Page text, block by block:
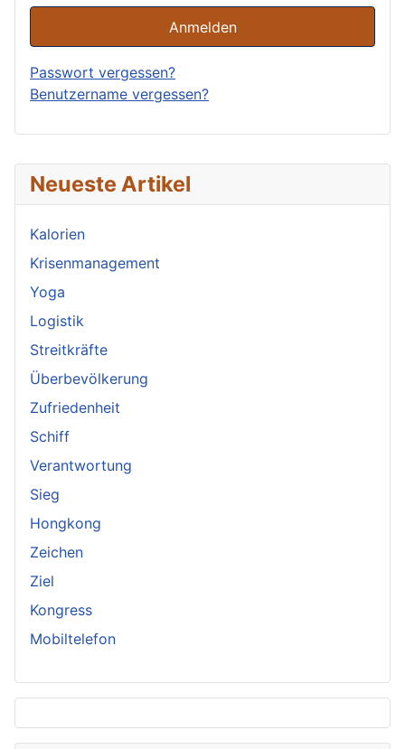
Neueste Artikel
Kalorien
Krisenmanagement
Yoga
Logistik
Streitkräfte
Überbevölkerung
Zufriedenheit
Schiff
Verantwortung
Sieg
Hongkong
Zeichen
Ziel
Kongress
Mobiltelefon
Anmelden
Passwort vergessen?
Benutzername vergessen?